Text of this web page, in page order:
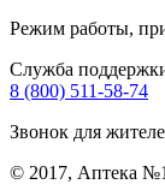
Режим работы,
Служба
8 (800) 511-58-74
Звонок для
© 2017, Аптека